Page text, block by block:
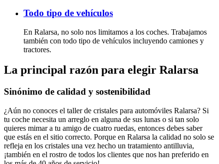
Todo tipo de vehículos
En Ralarsa, no solo nos limitamos a los coches. Trabajamos
también con todo tipo de vehículos incluyendo camiones y
tractores.
La principal razón para elegir Ralarsa
Sinónimo de calidad y sostenibilidad
¿Aún no conoces el taller de cristales para automóviles Ralarsa? Si
tu coche necesita un arreglo en alguna de sus lunas o si tan solo
quieres mimar a tu amigo de cuatro ruedas, entonces debes saber
que estás en el sitio correcto. Porque en Ralarsa la calidad no solo se
refleja en los cristales una vez hecho un tratamiento antilluvia,
¡también en el rostro de todos los clientes que nos han preferido en